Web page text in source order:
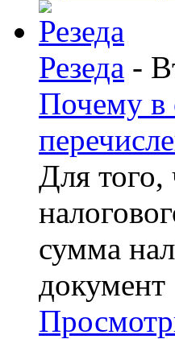
Резеда -
Почему в
Для
сумма
документ